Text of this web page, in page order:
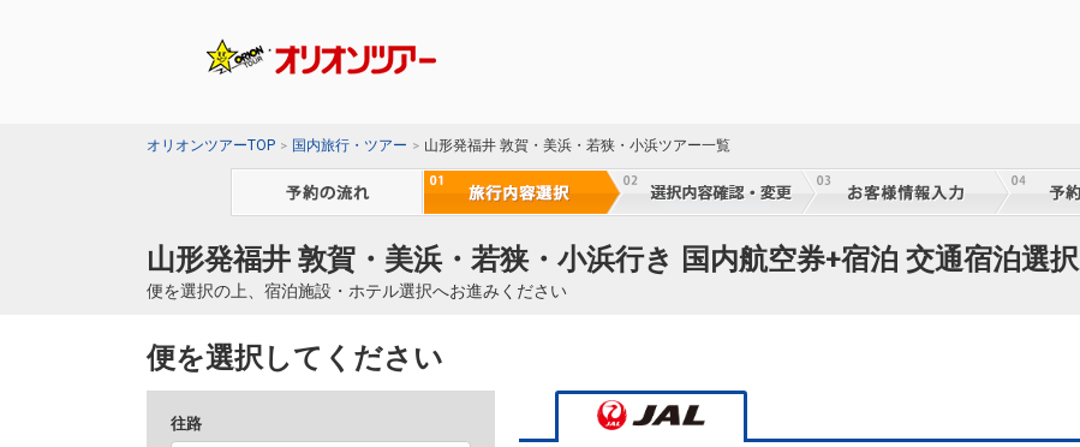
オリオンツアーTOP 国内旅行・ツアー 山形発福井 敦賀・美浜・若狭・小浜ツアー一覧
山形発福井 敦賀・美浜・若狭・小浜行き 国内航空券+宿泊 交通宿泊選択
便を選択の上、宿泊施設・ホテル選択へお進みください
便を選択してください
往路